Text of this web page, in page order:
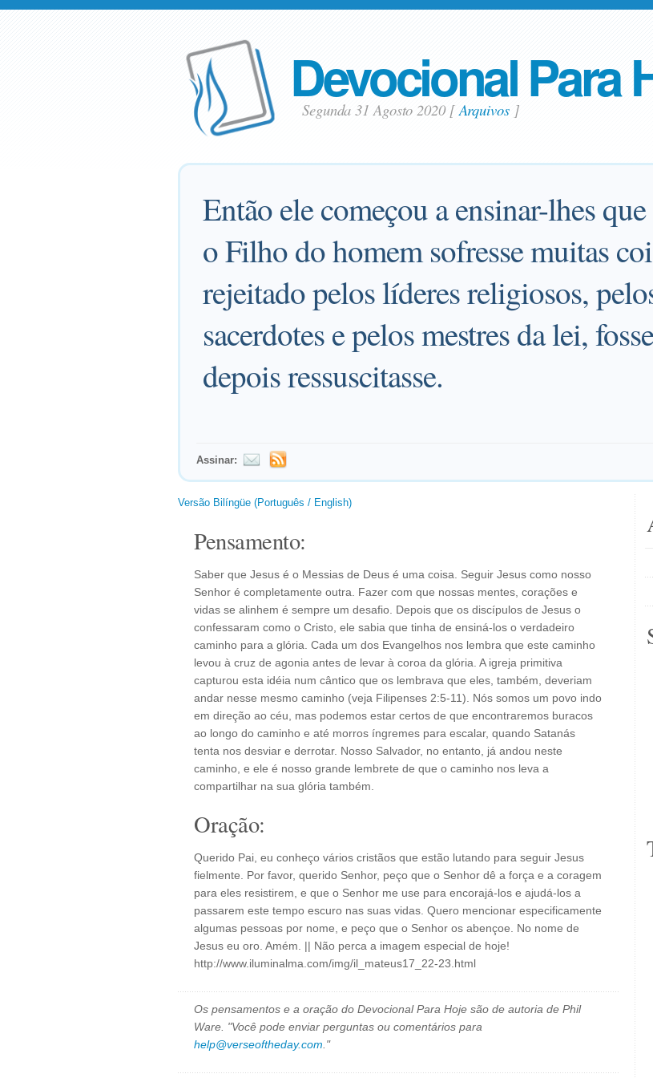
Devocional Para
Segunda 31 Agosto 2020 [Arquivos]
Então ele começou a ensinar-lhes
o Filho do homem sofresse muitas
rejeitado pelos líderes religiosos,
sacerdotes e pelos mestres da lei,
depois ressuscitasse.
Assinar:
Versão Bilíngüe (Português / English)
Pensamento:
Saber que Jesus é o Messias de Deus é uma coisa. Seguir Jesus como nosso
Senhor é completamente outra. Fazer com que nossas mentes, corações e
vidas se alinhem é sempre um desafio. Depois que os discípulos de Jesus o
confessaram como o Cristo, ele sabia que tinha de ensiná-los o verdadeiro
caminho para a glória. Cada um dos Evangelhos nos lembra que este caminho
levou à cruz de agonia antes de levar à coroa da glória. A igreja primitiva
capturou esta idéia num cântico que os lembrava que eles, também, deveriam
andar nesse mesmo caminho (veja Filipenses 2:5-11). Nós somos um povo indo
em direção ao céu, mas podemos estar certos de que encontraremos buracos
ao longo do caminho e até morros íngremes para escalar, quando Satanás
tenta nos desviar e derrotar. Nosso Salvador, no entanto, já andou neste
caminho, e ele é nosso grande lembrete de que o caminho nos leva a
compartilhar na sua glória também.
Oração:
Querido Pai, eu conheço vários cristãos que estão lutando para seguir Jesus
fielmente. Por favor, querido Senhor, peço que o Senhor dê a força e a coragem
para eles resistirem, e que o Senhor me use para encorajá-los e ajudá-los a
passarem este tempo escuro nas suas vidas. Quero mencionar especificamente
algumas pessoas por nome, e peço que o Senhor os abençoe. No nome de
Jesus eu oro. Amém. || Não perca a imagem especial de hoje!
http://www.iluminalma.com/img/il_mateus17_22-23.html
Os pensamentos e a oração do Devocional Para Hoje são de autoria de Phil
Ware. "Você pode enviar perguntas ou comentários para
help@verseoftheday.com ."